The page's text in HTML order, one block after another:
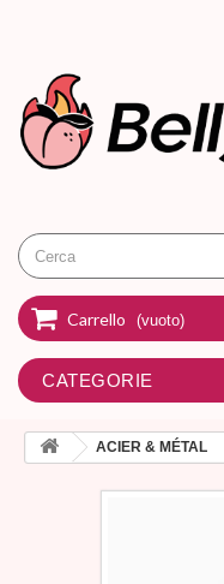
Carrello (vuoto)
CATEGORIE
ACIER & MÉTAL